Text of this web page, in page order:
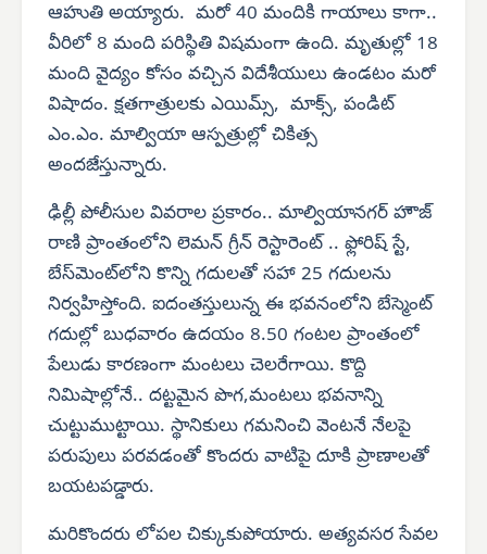
ఆహుతి అయ్యారు. మరో 40 మందికి గాయాలు కాగా..
వీరిలో 8 మంది పరిస్థితి విషమంగా ఉంది. మృతుల్లో 18
మంది వైద్యం కోసం వచ్చిన విదేశీయులు ఉండటం మరో
విషాదం. క్షతగాత్రులకు ఎయిమ్స్, మాక్స్, పండిట్
ఎం.ఎం. మాల్వియా ఆస్పత్రుల్లో చికిత్స
అందజేస్తున్నారు.
ఢిల్లీ పోలీసుల వివరాల ప్రకారం.. మాల్వియానగర్ హౌజ్
రాణి ప్రాంతంలోని లెమన్ గ్రీన్ రెస్టారెంట్ .. ఫ్లోరిష్ స్టే,
బేస్‌మెంట్‌లోని కొన్ని గదులతో సహా 25 గదులను
నిర్వహిస్తోంది. ఐదంతస్తులున్న ఈ భవనంలోని బేస్మెంట్
గదుల్లో బుధవారం ఉదయం 8.50 గంటల ప్రాంతంలో
పేలుడు కారణంగా మంటలు చెలరేగాయి. కొద్ది
నిమిషాల్లోనే.. దట్టమైన పొగ,మంటలు భవనాన్ని
చుట్టుముట్టాయి. స్థానికులు గమనించి వెంటనే నేలపై
పరుపులు పరవడంతో కొందరు వాటిపై దూకి ప్రాణాలతో
బయటపడ్డారు.
మరికొందరు లోపల చిక్కుకుపోయారు. అత్యవసర సేవల